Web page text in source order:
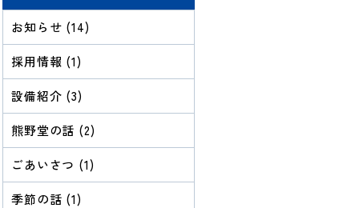
お知らせ (14)
採用情報 (1)
設備紹介 (3)
熊野堂の話 (2)
ごあいさつ (1)
季節の話 (1)